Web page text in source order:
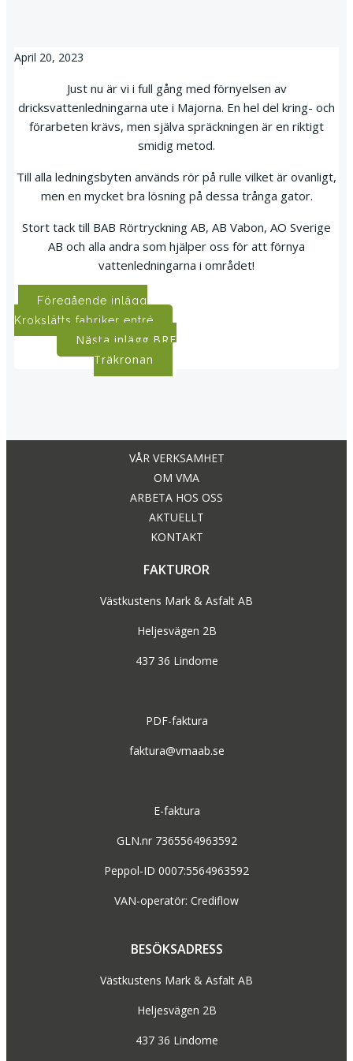
April 20, 2023
Just nu är vi i full gång med förnyelsen av
dricksvattenledningarna ute i Majorna. En hel del kring- och
förarbeten krävs, men själva spräckningen är en riktigt
smidig metod.
Till alla ledningsbyten används rör på rulle vilket är ovanligt,
men en mycket bra lösning på dessa trånga gator.
Stort tack till BAB Rörtryckning AB, AB Vabon, AO Sverige
AB och alla andra som hjälper oss för att förnya
vattenledningarna i området!
Post
navigation
Föregående inlägg
Krokslätts fabriker entré
Post
navigation
Nästa inlägg BRF
Träkronan
VÅR VERKSAMHET
OM VMA
ARBETA HOS OSS
AKTUELLT
KONTAKT
FAKTUROR
Västkustens Mark & Asfalt AB
Heljesvägen 2B
437 36 Lindome
PDF-faktura
faktura@vmaab.se
E-faktura
GLN.nr 7365564963592
Peppol-ID 0007:5564963592
VAN-operatör: Crediflow
BESÖKSADRESS
Västkustens Mark & Asfalt AB
Heljesvägen 2B
437 36 Lindome